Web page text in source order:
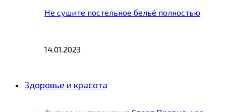
Не сушите постельное бельё полностью
14.01.2023
Здоровье и красота